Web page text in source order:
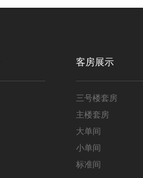
客房展示
三号楼套房
主楼套房
大单间
小单间
标准间